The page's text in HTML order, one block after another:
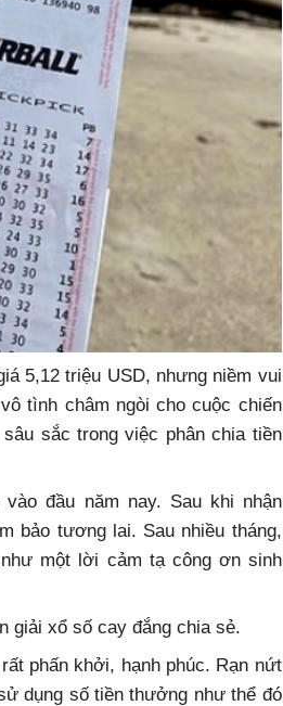
5,12 triệu USD, nhưng niềm vui
tình châm ngòi cho cuộc chiến
sắc trong việc phân chia tiền
đầu năm nay. Sau khi nhận
bảo tương lai. Sau nhiều tháng,
một lời cảm tạ công ơn sinh
giải xổ số cay đắng chia sẻ.
phấn khởi, hạnh phúc. Rạn nứt
dụng số tiền thưởng như thể đó